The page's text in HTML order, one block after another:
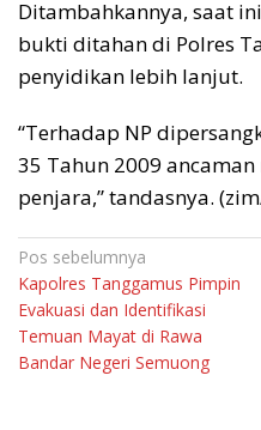
Ditambahkannya, saat
bukti ditahan di Polres
penyidikan lebih lanjut.
“Terhadap NP
35 Tahun 2009
penjara,” tandasnya.
Navigasi
pos
Pos sebelumnya
Kapolres Tanggamus Pimpin
Evakuasi dan Identifikasi
Temuan Mayat di Rawa
Bandar Negeri Semuong